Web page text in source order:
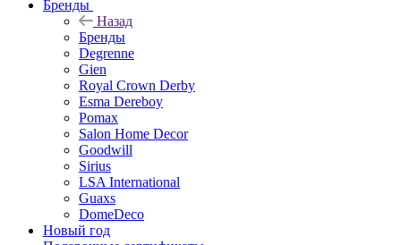
Бренды
Назад
Бренды
Degrenne
Gien
Royal Crown Derby
Esma Dereboy
Pomax
Salon Home Decor
Goodwill
Sirius
LSA International
Guaxs
DomeDeco
Новый год